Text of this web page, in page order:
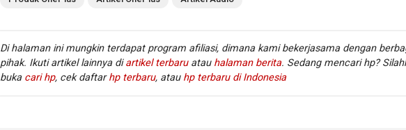
Buds 4 Pro, besar kemungkinan OnePlus akan menjaga fitur utamanya tetap
Belajar dari Nord Buds 4 Pro
Sebagai gambaran, OnePlus Nord Buds 4 Pro yang lebih dulu meluncur di India
Di halaman ini mungkin terdapat program afiliasi, dimana kami bekerjasama dengan
pihak. Ikuti artikel lainnya di artikel terbaru atau halaman berita. Sedang mencari hp?
buka cari hp, cek daftar hp terbaru, atau hp terbaru di Indonesia